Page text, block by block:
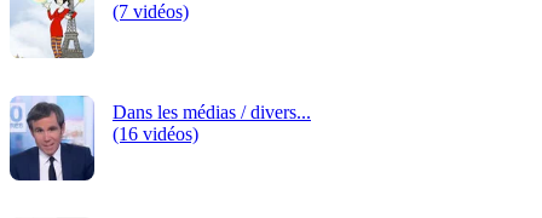
(7 vidéos)
Dans les médias / divers...
(16 vidéos)